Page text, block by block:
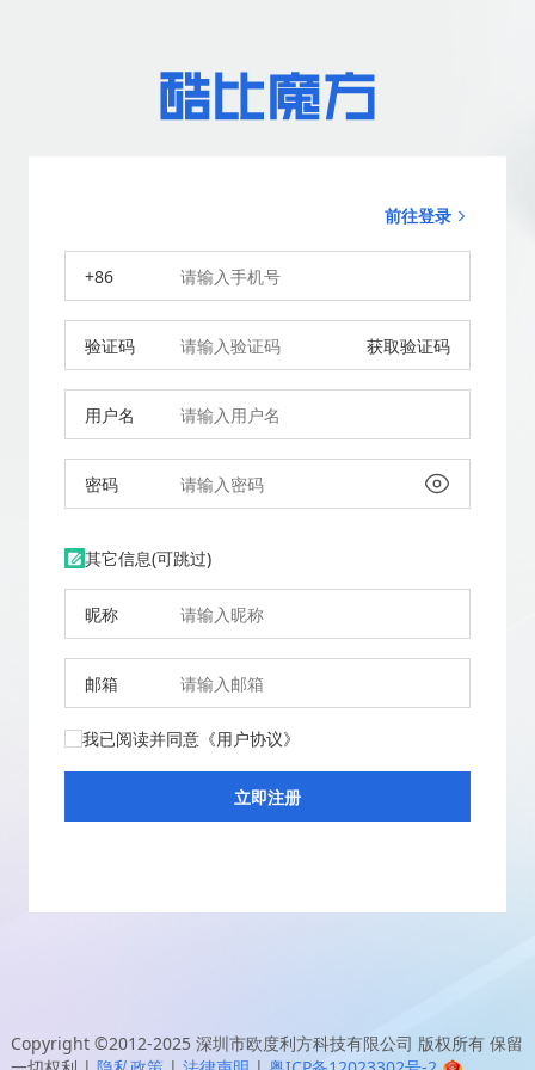
前往登录
+86
验证码 获取验证码
用户名
密码
其它信息(可跳过)
昵称
邮箱
我已阅读并同意 《用户协议》
Copyright ©2012-2025 深圳市欧度利方科技有限公司 版权所有 保留